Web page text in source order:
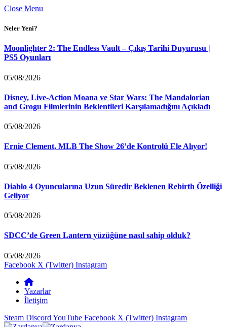
Close Menu
Neler Yeni?
Moonlighter 2: The Endless Vault – Çıkış Tarihi Duyurusu |
PS5 Oyunları
05/08/2026
Disney, Live-Action Moana ve Star Wars: The Mandalorian
and Grogu Filmlerinin Beklentileri Karşılamadığını Açıkladı
05/08/2026
Ernie Clement, MLB The Show 26’de Kontrolü Ele Alıyor!
05/08/2026
Diablo 4 Oyuncularına Uzun Süredir Beklenen Rebirth Özelliği
Geliyor
05/08/2026
SDCC’de Green Lantern yüzüğüne nasıl sahip olduk?
05/08/2026
Facebook X (Twitter) Instagram
Yazarlar
İletişim
Steam Discord YouTube Facebook X (Twitter) Instagram